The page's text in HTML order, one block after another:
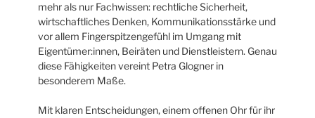
mehr als nur Fachwissen: rechtliche Sicherheit,
wirtschaftliches Denken, Kommunikationsstärke und
vor allem Fingerspitzengefühl im Umgang mit
Eigentümer:innen, Beiräten und Dienstleistern. Genau
diese Fähigkeiten vereint Petra Glogner in
besonderem Maße.
Mit klaren Entscheidungen, einem offenen Ohr für ihr